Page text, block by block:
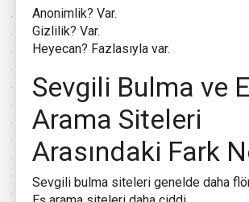
Anonimlik? Var.
Gizlilik? Var.
Heyecan? Fazlasıyla var.
Sevgili Bulma ve
Arama Siteleri
Arasındaki Fark
Sevgili bulma siteleri genelde daha